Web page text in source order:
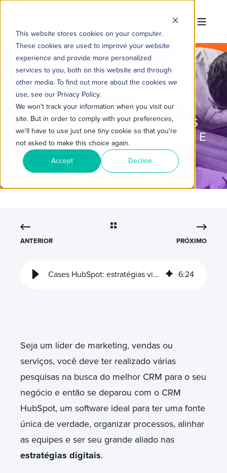
This website stores cookies on your computer.
These cookies are used to improve your website
experience and provide more personalized
services to you, both on this website and through
other media. To find out more about the cookies we
use, see our Privacy Policy.
We won't track your information when you visit our
site. But in order to comply with your preferences,
we'll have to use just one tiny cookie so that you're
not asked to make this choice again.
Accept Decline
4 MIN READ
CASES HUBSPOT: ESTRATÉGIAS
VISIONÁRIAS PARA MARKETING E
VENDAS
ANTERIOR PRÓXIMO
Cases HubSpot: estratégias visionárias para marketing e vendas 6:24
Seja um líder de marketing, vendas ou
serviços, você deve ter realizado várias
pesquisas na busca do melhor CRM para o seu
negócio e então se deparou com o CRM
HubSpot, um software ideal para ter uma fonte
única de verdade, organizar processos, alinhar
as equipes e ser seu grande aliado nas
estratégias digitais.